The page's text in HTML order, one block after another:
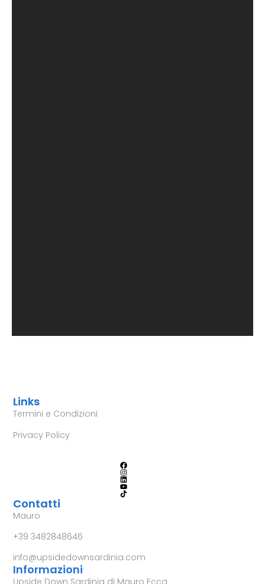
Informazioni
Upside Down Sardinia di Mauro Ecca
Contatti
Mauro
+39 3482848646
info@upsidedownsardinia.com
Links
Termini e Condizioni
Privacy Policy